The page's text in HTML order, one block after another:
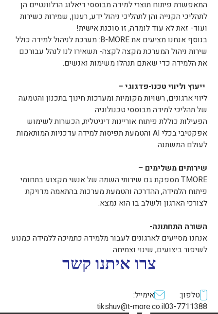
המאפשרת פיתוח תוצרי למידה מבוססי דיאלוג הרלוונטיים הן
לתהליכי הקנייה והן לתהליכי ניהול ידע, רענון, שמירות כשירות
ועוד- זאת לא עוד לומדה, זו סוכנת אישית!
בנוסף אנחנו מציעים את B-MORE: מערכת לניהול למידה כולל
שירות ניהול המערכת מקצה לקצה- תשאירו לנו לנהל עבורכם
את הלמידה כדי שאתם תנהלו משימות ואנשים.
ייעוץ וליווי טכנו-פדגוגי –
ליווי ארגונים, רשויות מקומיות ומערכות חינוך בתכנון והטמעה
של תהליכי למידה מבוססי טכנולוגיה.
הפעילות כוללת פיתוח אוריינות דיגיטלית, הכשרות לשימוש
אפקטיבי בכלי AI והטמעת תפיסות למידה עדכניות המותאמות
לעולם המשתנה.
שירותים משלימים –
T.MORE מספקת גם שירותי השמה של אנשי מקצוע בתחומי
פיתוח הלמידה, ההדרכה והטמעת מערכות בהתאמה מדויקת
לצורכי הארגון ולשלב בו הוא נמצא.
השורה התחתונה-
אנחנו מסייעים לארגונים לעבור מלמידה כתמיכה ללמידה כמנוע
לשיפור ביצועים, שינוי וצמיחה.
צרו איתנו קשר
טלפון:
03-7711388
אימייל:
tikshuv@t-more.co.il